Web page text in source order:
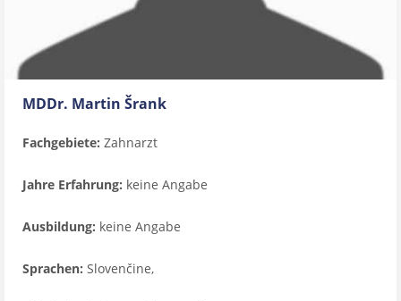
MDDr. Martin Šrank
Fachgebiete: Zahnarzt
Jahre Erfahrung: keine Angabe
Ausbildung: keine Angabe
Sprachen: Slovenčine,